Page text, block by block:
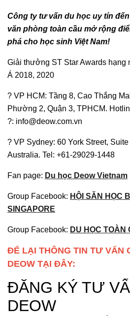
Công ty tư vấn du học uy tín
văn phòng toàn cầu mở rộng
phá cho học sinh Việt Nam!
Giải thưởng ST Star Awards hạng
Á 2018, 2020
? VP HCM: Tầng 8, Cao Thắng
Phường 2, Quận 3, TPHCM.
?: info@deow.com.vn
? VP Sydney: 60 York Street,
Australia. Tel: +61-29029-1448
Fan page: Du học Deow Vietnam
Group Facebook: HỘI SĂN HỌC
SINGAPORE
Group Facebook: DU HỌC TOÀN
ĐỂ LẠI THÔNG TIN TƯ VẤN
DEOW TẠI ĐÂY: